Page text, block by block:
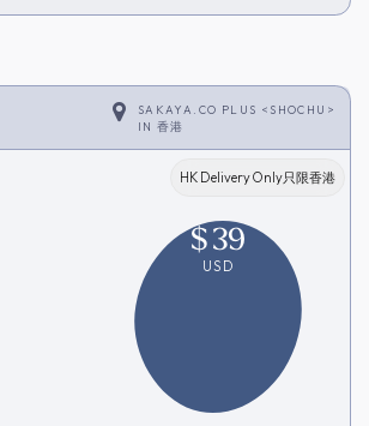
SAKAYA.CO PLUS <SHOCHU>
IN 香港
HK Delivery Only只限香港
$39
USD